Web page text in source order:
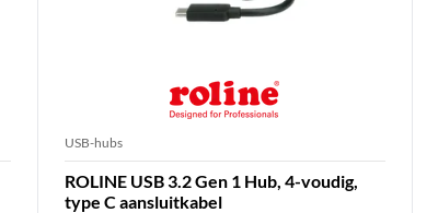
USB-hubs
ROLINE USB 3.2 Gen 1 Hub, 4-voudig,
type C aansluitkabel